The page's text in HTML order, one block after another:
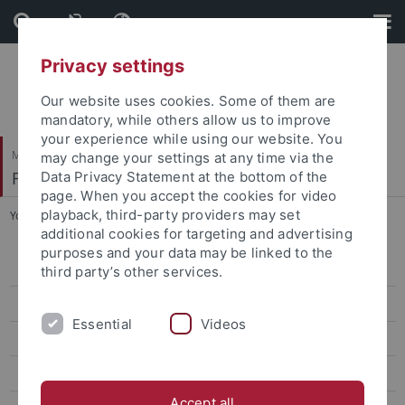
Skip
to
content
Skip
to
footer
Mathematisch-Naturwissenschaftliche Fakultät
Fachbereich Geowissenschaften
You are here: Startseite ... Aktuelles aus der Forschung
Aktuelles aus der Forschung
Forschungskolloquien und -seminare
Privacy settings
Our website uses cookies. Some of them are
mandatory, while others allow us to improve
your experience while using our website. You
may change your settings at any time via the
Data Privacy Statement at the bottom of the
page. When you accept the cookies for video
playback, third-party providers may set
additional cookies for targeting and advertising
purposes and your data may be linked to the
third party’s other services.
Essential Videos